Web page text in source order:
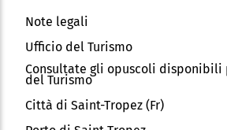
Note legali
Ufficio del Turismo
Consultate gli opuscoli disponibili
del Turismo
Città di Saint-Tropez (Fr)